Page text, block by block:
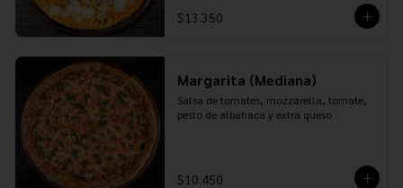
$13.350
Margarita (Mediana)
Salsa de tomates, mozzarella, tomate,
pesto de albahaca y extra queso
$10.450